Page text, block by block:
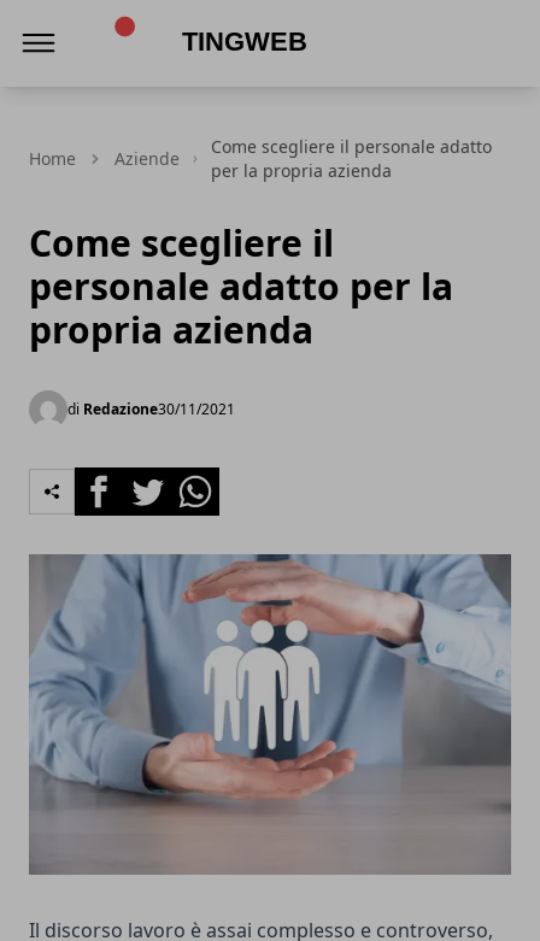
Home Aziende
Come scegliere il personale adatto
per la propria azienda
Come scegliere il
personale adatto per la
propria azienda
di Redazione30/11/2021
FacebookTwitterWhatsapp
Il discorso lavoro è assai complesso e controverso,